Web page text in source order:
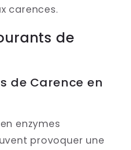
carences.
de
de Carence en
enzymes
provoquer une